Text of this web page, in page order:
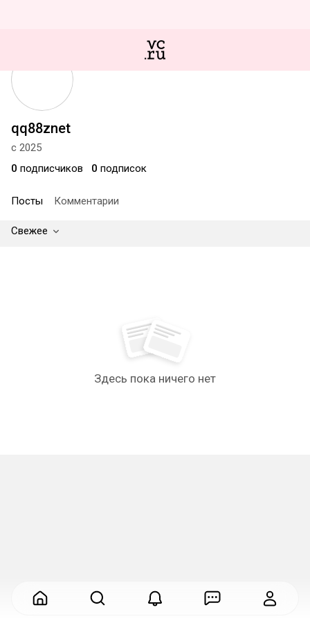
qq88znet
с 2025
0 подписчиков 0 подписок
Посты Комментарии
Свежее
Здесь пока ничего нет